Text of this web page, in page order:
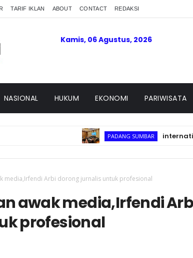
TARIF IKLAN ABOUT CONTACT REDAKSI
Kamis, 06 Agustus, 2026
NASIONAL HUKUM EKONOMI PARIWISATA
PADANG SUMBAR international
media,Irfendi Arbi dorong jurnalis untuk profesional
awak media,Irfendi
profesional